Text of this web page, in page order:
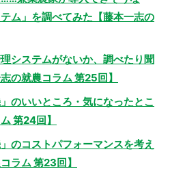
ム」を調べてみた【藤本一志の
システムがないか、調べたり聞
の就農コラム 第25回】
のいいところ・気になったとこ
第24回】
のコストパフォーマンスを考え
ラム 第23回】